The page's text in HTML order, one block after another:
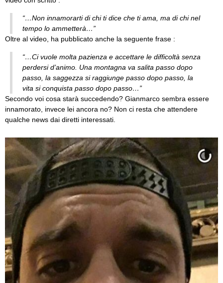
“…Non innamorarti di chi ti dice che ti ama, ma di chi nel
tempo lo ammetterà…”
Oltre al video, ha pubblicato anche la seguente frase :
“…Ci vuole molta pazienza e accettare le difficoltà senza
perdersi d’animo. Una montagna va salita passo dopo
passo, la saggezza si raggiunge passo dopo passo, la
vita si conquista passo dopo passo…”
Secondo voi cosa starà succedendo? Gianmarco sembra essere
innamorato, invece lei ancora no? Non ci resta che attendere
qualche news dai diretti interessati.